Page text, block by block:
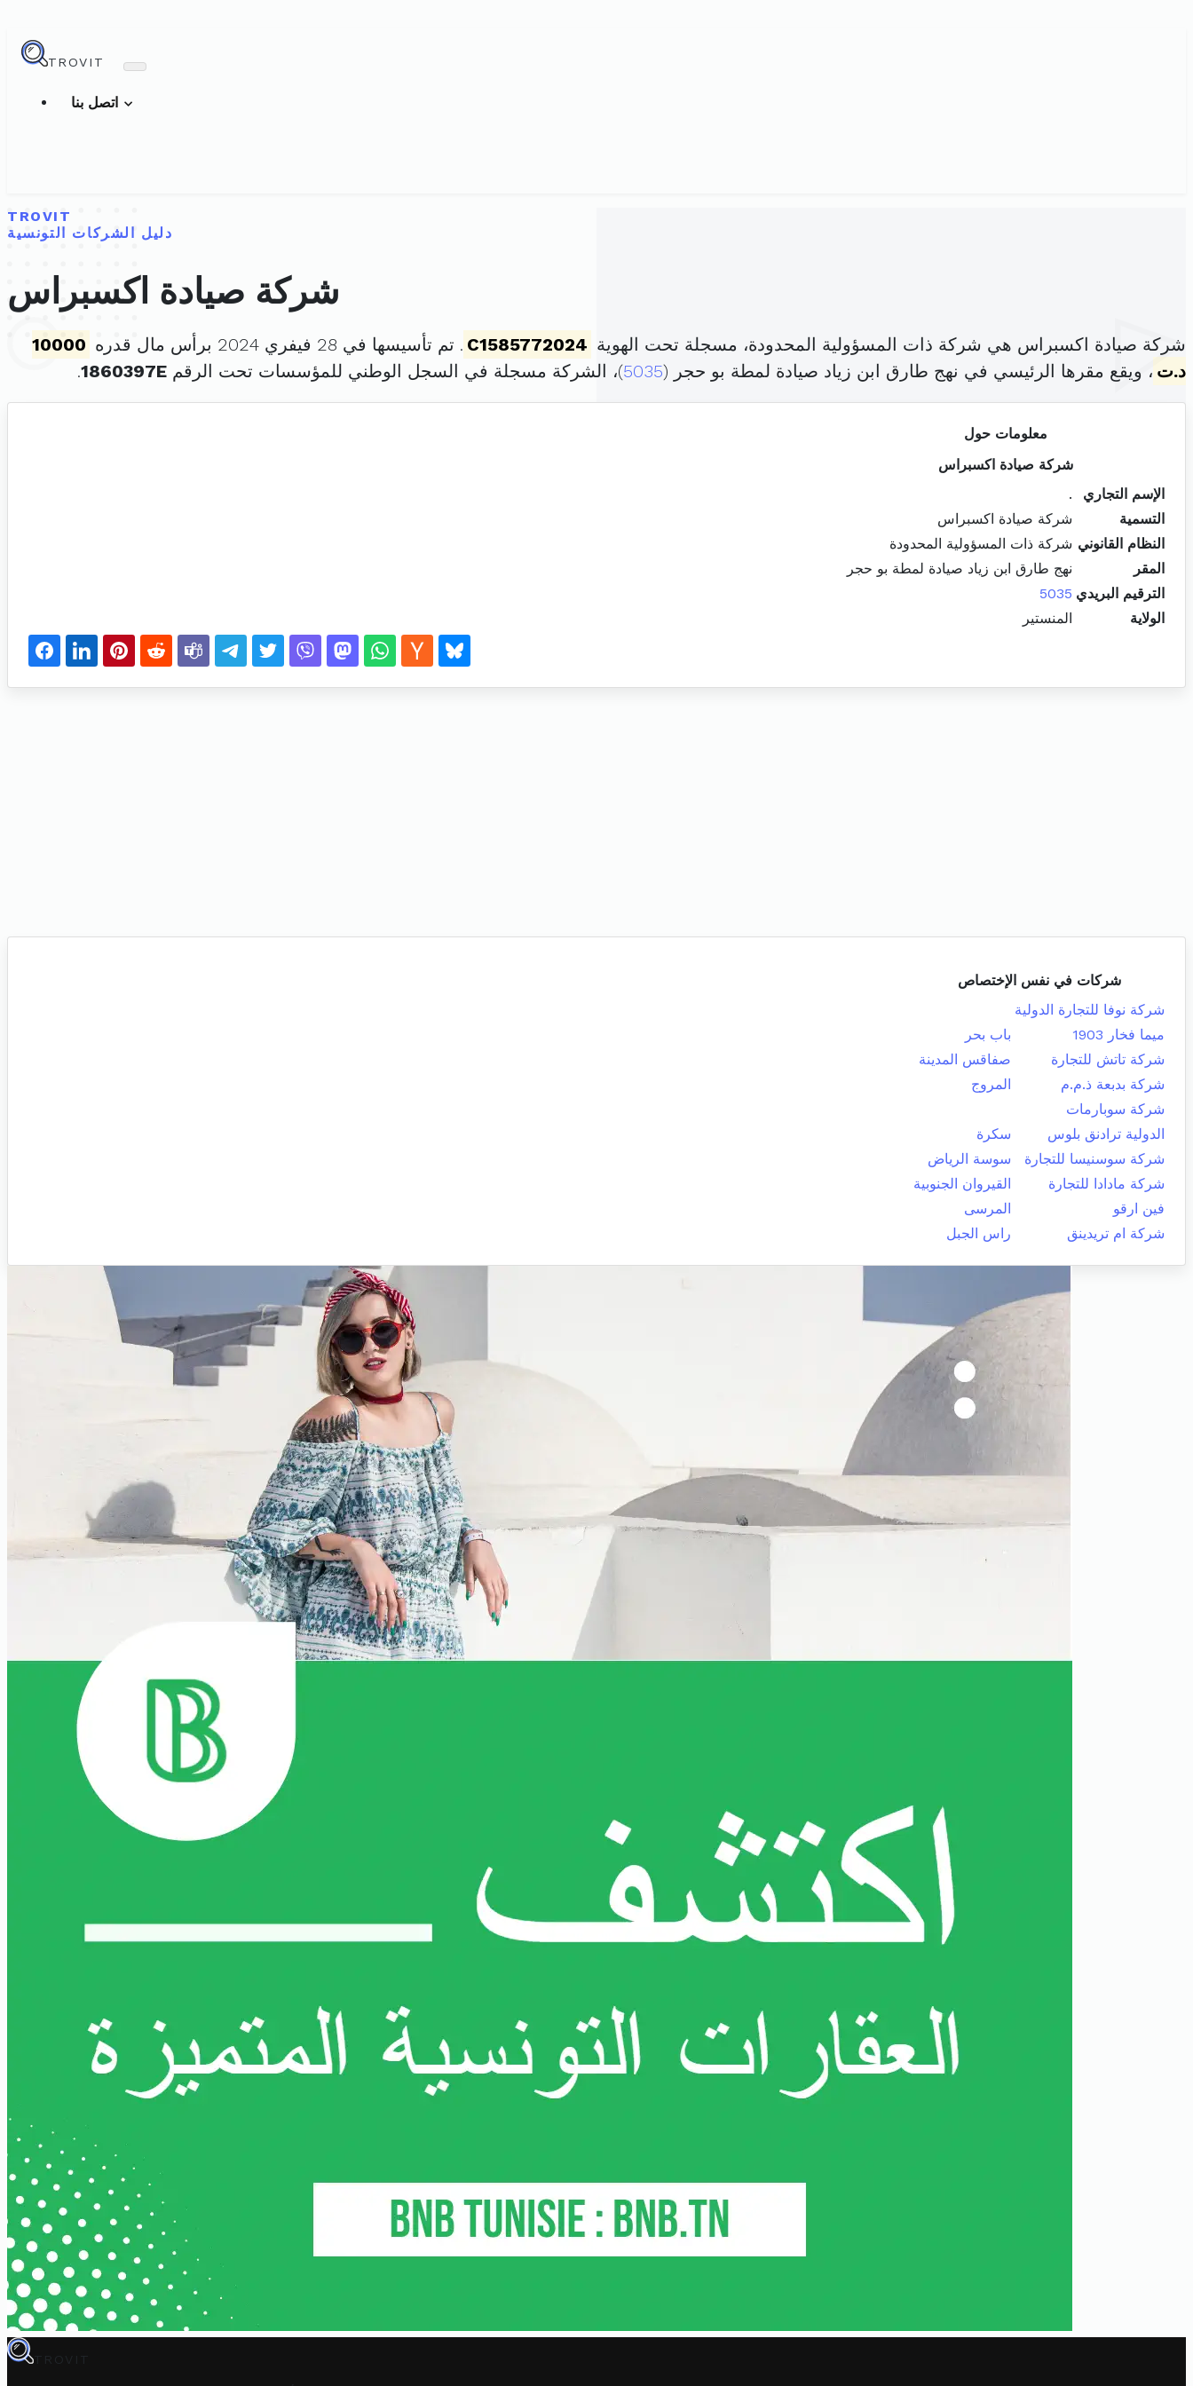
TROVIT
TROVIT
دليل الشركات التونسية
شركة صيادة اكسبراس
شركة صيادة اكسبراس هي شركة ذات المسؤولية المحدودة، مسجلة تحت الهوية C1585772024 . تم تأسيسها في 28 فيفري 2024 برأس مال قدره
10000
د.ت ، ويقع مقرها الرئيسي في نهج طارق ابن زياد صيادة لمطة بو حجر (5035)، الشركة مسجلة في السجل الوطني للمؤسسات تحت الرقم 1860397E
.
معلومات حول
شركة صيادة اكسبراس
الإسم التجاري
.
التسمية
شركة صيادة اكسبراس
النظام القانوني شركة ذات المسؤولية المحدودة
المقر
نهج طارق ابن زياد صيادة لمطة بو حجر
الترقيم البريدي 5035
الولاية
المنستير
شركات في نفس الإختصاص
شركة نوفا للتجارة الدولية
ميما فخار 1903
باب بحر
شركة تاتش للتجارة
صفاقس المدينة
شركة بدبعة ذ.م.م
المروج
شركة سوبارمات
الدولية ترادنق بلوس
سكرة
شركة سوسنيسا للتجارة
سوسة الرياض
شركة مادادا للتجارة
القيروان الجنوبية
فين ارقو
المرسى
شركة ام تريدينق
راس الجبل
TROVIT